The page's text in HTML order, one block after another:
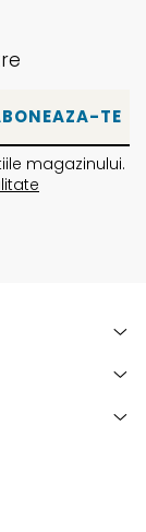
magazinului.